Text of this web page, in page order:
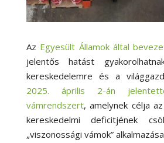
Az Egyesült Államok által
jelentős hatást
kereskedelemre és a
2025. április 2-án
vámrendszert, amelynek célja
kereskedelmi deficitjének
„viszonossági vámok”